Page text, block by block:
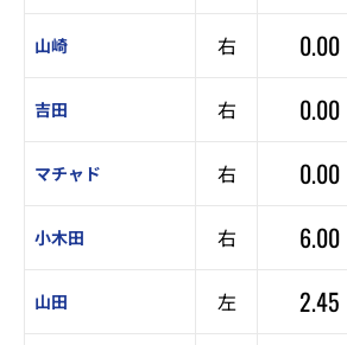
山崎 右 0.00
吉田 右 0.00
マチャド 右 0.00
小木田 右 6.00
山田 左 2.45